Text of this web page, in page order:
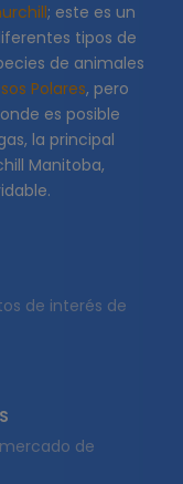
; este es un
tipos de
de animales
Polares, pero
es posible
la principal
Manitoba,
de interés de
de